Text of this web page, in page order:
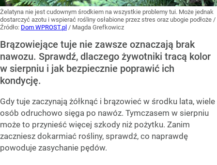
Żelatyna nie jest cudownym środkiem na wszystkie problemy tui. Może jednak
dostarczyć azotu i wspierać rośliny osłabione przez stres oraz ubogie podłoże /
Źródło: Dom WPROST.pl / Magda Grefkowicz
Brązowiejące tuje nie zawsze oznaczają brak
nawozu. Sprawdź, dlaczego żywotniki tracą kolor
w sierpniu i jak bezpiecznie poprawić ich
kondycję.
Gdy tuje zaczynają żółknąć i brązowieć w środku lata, wiele
osób odruchowo sięga po nawóz. Tymczasem w sierpniu
może to przynieść więcej szkody niż pożytku. Zanim
zaczniesz dokarmiać rośliny, sprawdź, co naprawdę
powoduje zasychanie pędów.